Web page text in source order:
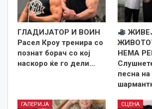
ГЛАДИЈАТОР И ВОИН
Расел Кроу тренира со
познат борач со кој
наскоро ќе го дели…
НЕМА
песна на
ГАЛЕРИЈА СЦЕНА